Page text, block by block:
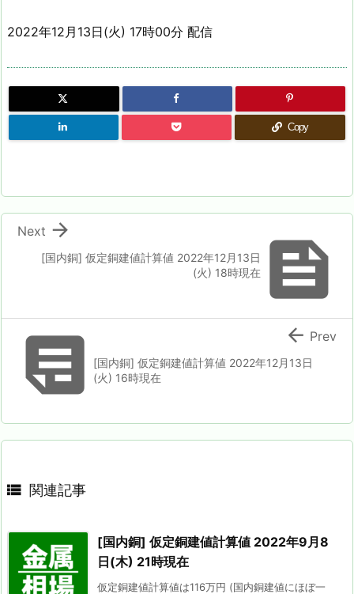
2022年12月13日(火) 17時00分 配信
Copy

[国内銅] 仮定銅建値計算値 2022年12月13日
(火) 18時現在

Next
[国内銅] 仮定銅建値計算値 2022年12月13日
(火) 16時現在
 Prev
 関連記事
[国内銅] 仮定銅建値計算値 2022年9月8
日(木) 21時現在
仮定銅建値計算値は116万円 (国内銅建値にほぼ一